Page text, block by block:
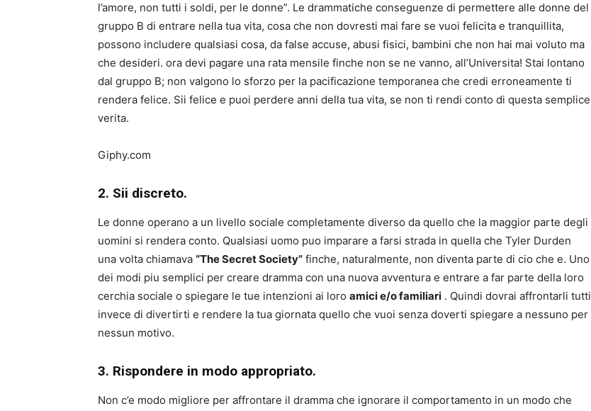
l’amore, non tutti i soldi, per le donne”. Le drammatiche conseguenze di permettere alle donne del
gruppo B di entrare nella tua vita, cosa che non dovresti mai fare se vuoi felicita e tranquillita,
possono includere qualsiasi cosa, da false accuse, abusi fisici, bambini che non hai mai voluto ma
che desideri. ora devi pagare una rata mensile finche non se ne vanno, all’Universita! Stai lontano
dal gruppo B; non valgono lo sforzo per la pacificazione temporanea che credi erroneamente ti
rendera felice. Sii felice e puoi perdere anni della tua vita, se non ti rendi conto di questa semplice
verita.
Giphy.com
2. Sii discreto.
Le donne operano a un livello sociale completamente diverso da quello che la maggior parte degli
uomini si rendera conto. Qualsiasi uomo puo imparare a farsi strada in quella che Tyler Durden
una volta chiamava “The Secret Society” finche, naturalmente, non diventa parte di cio che e. Uno
dei modi piu semplici per creare dramma con una nuova avventura e entrare a far parte della loro
cerchia sociale o spiegare le tue intenzioni ai loro amici e/o familiari . Quindi dovrai affrontarli tutti
invece di divertirti e rendere la tua giornata quello che vuoi senza doverti spiegare a nessuno per
nessun motivo.
3. Rispondere in modo appropriato.
Non c’e modo migliore per affrontare il dramma che ignorare il comportamento in un modo che